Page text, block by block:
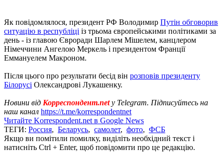
Як повідомлялося, президент РФ Володимир Путін обговорив
ситуацію в республіці із трьома європейськими політиками за
день - із главою Євроради Шарлем Мішелем, канцлером
Німеччини Ангелою Меркель і президентом Франції
Еммануелем Макроном.
Після цього про результати бесід він розповів президенту
Білорусі Олександрові Лукашенку.
Новини від Корреспондент.net у Telegram. Підписуйтесь на
наш канал https://t.me/korrespondentnet
Читайте Korrespondent.net в Google News
ТЕГИ: Россия, Беларусь, самолет, фото, ФСБ
Якщо ви помітили помилку, виділіть необхідний текст і
натисніть Ctrl + Enter, щоб повідомити про це редакцію.